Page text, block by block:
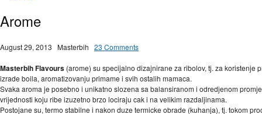
Arome
August 29, 2013 Masterbih 23 Comments
Masterbih Flavours (arome) su specijalno dizajnirane za ribolov, tj. za koristenje
izrade boila, aromatizovanju primame i svih ostalih mamaca.
Svaka aroma je posebno i unikatno slozena sa balansiranom i odredjenom
vrijednosti koju ribe izuzetno brzo lociraju cak i na velikim razdaljinama.
Postojane su, termo stabilne i nakon duze termicke obrade (kuhanja), tj. tokom